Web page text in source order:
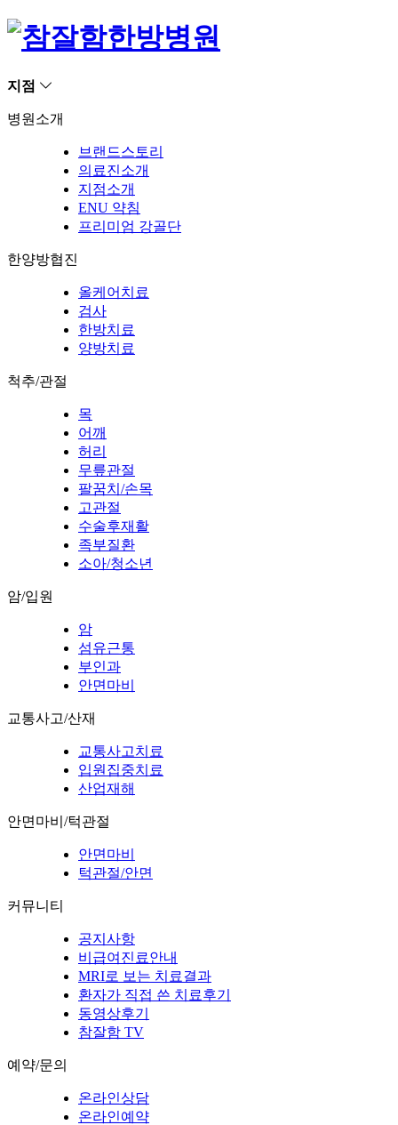
지점
병원소개
브랜드스토리
의료진소개
지점소개
ENU 약침
프리미엄 강골단
한양방협진
올케어치료
검사
한방치료
양방치료
척추/관절
목
어깨
허리
무릎관절
팔꿈치/손목
고관절
수술후재활
족부질환
소아/청소년
암/입원
암
섬유근통
부인과
안면마비
교통사고/산재
교통사고치료
입원집중치료
산업재해
안면마비/턱관절
안면마비
턱관절/안면
커뮤니티
공지사항
비급여진료안내
MRI로 보는 치료결과
환자가 직접 쓴 치료후기
동영상후기
참잘함 TV
예약/문의
온라인상담
온라인예약